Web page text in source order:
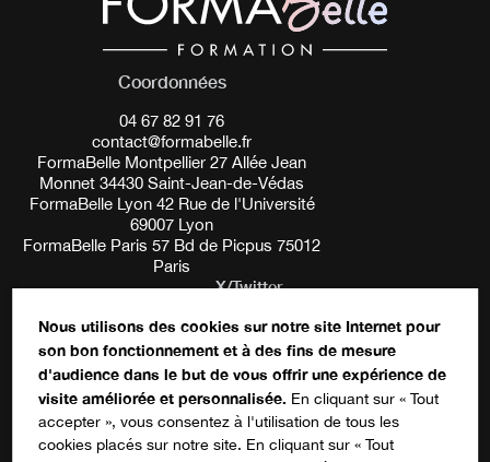
X/Twitter
Ce champ n’est utilisé qu’à des fins de
validation et devrait rester inchangé.
S'inscrire à notre newsletter
Coordonnées
04 67 82 91 76
contact@formabelle.fr
FormaBelle Montpellier 27 Allée Jean
Monnet 34430 Saint-Jean-de-Védas
FormaBelle Lyon 42 Rue de l'Université
69007 Lyon
FormaBelle Paris 57 Bd de Picpus 75012
Paris
Nous utilisons des cookies sur notre site Internet pour
son bon fonctionnement et à des fins de mesure
d'audience dans le but de vous offrir une expérience de
visite améliorée et personnalisée. En cliquant sur « Tout
accepter », vous consentez à l'utilisation de tous les
cookies placés sur notre site. En cliquant sur « Tout